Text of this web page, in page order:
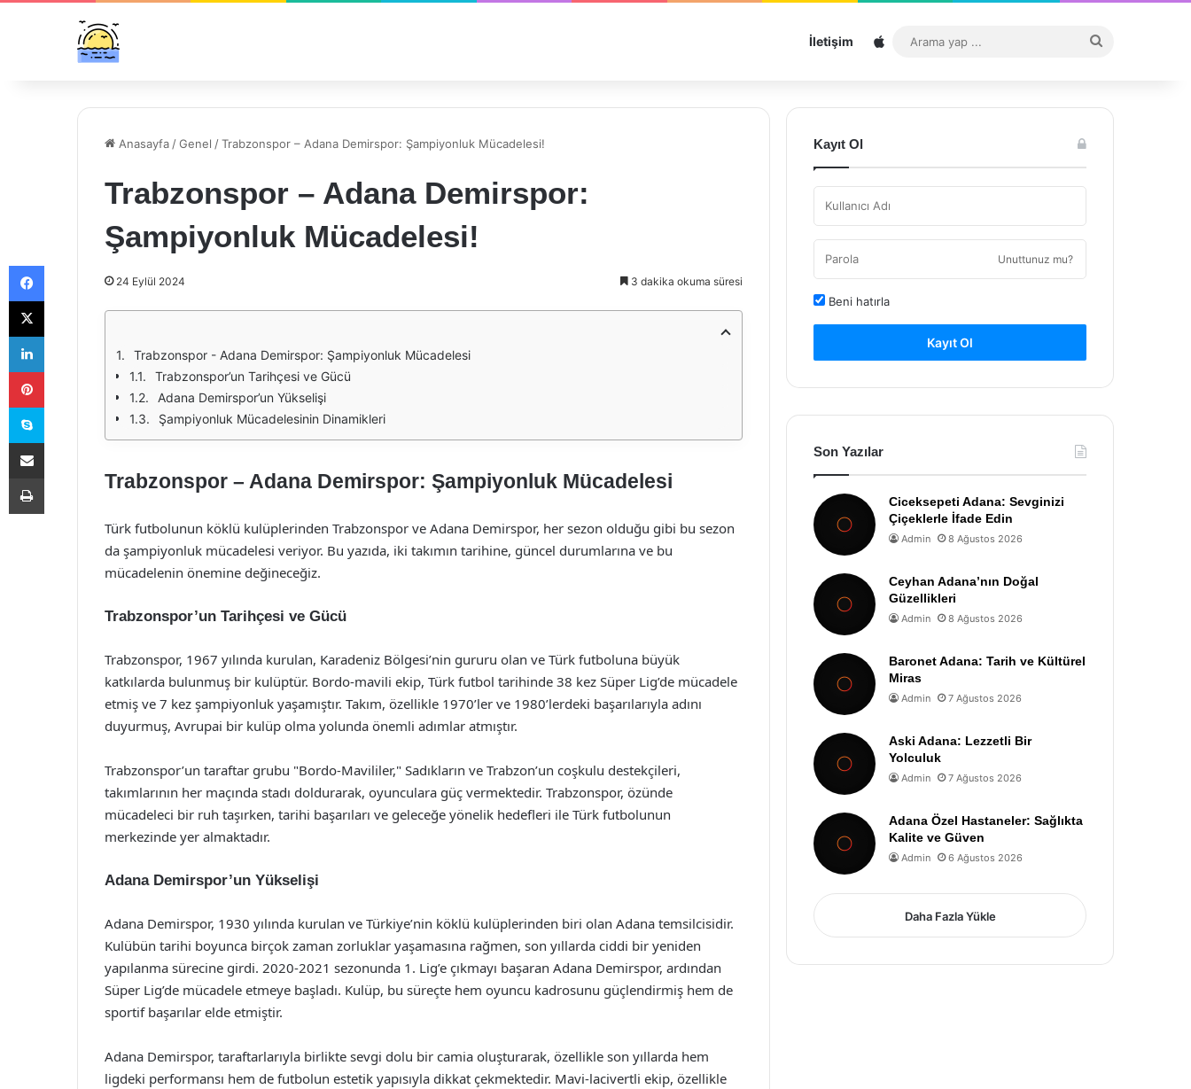
İletişim Sitemap
...
Anasayfa /Genel /Trabzonspor – Adana Demirspor: Şampiyonluk Mücadelesi!
Trabzonspor – Adana Demirspor:
Şampiyonluk Mücadelesi!
24 Eylül 2024 3 dakika okuma süresi
Trabzonspor - Adana Demirspor: Şampiyonluk Mücadelesi
Trabzonspor’un Tarihçesi ve Gücü
Adana Demirspor’un Yükselişi
Şampiyonluk Mücadelesinin Dinamikleri
Trabzonspor – Adana Demirspor: Şampiyonluk Mücadelesi
Türk futbolunun köklü kulüplerinden Trabzonspor ve Adana Demirspor, her sezon olduğu gibi bu sezon
da şampiyonluk mücadelesi veriyor. Bu yazıda, iki takımın tarihine, güncel durumlarına ve bu
mücadelenin önemine değineceğiz.
Trabzonspor’un Tarihçesi ve Gücü
Trabzonspor, 1967 yılında kurulan, Karadeniz Bölgesi’nin gururu olan ve Türk futboluna büyük
katkılarda bulunmuş bir kulüptür. Bordo-mavili ekip, Türk futbol tarihinde 38 kez Süper Lig’de mücadele
etmiş ve 7 kez şampiyonluk yaşamıştır. Takım, özellikle 1970’ler ve 1980’lerdeki başarılarıyla adını
duyurmuş, Avrupai bir kulüp olma yolunda önemli adımlar atmıştır.
Trabzonspor’un taraftar grubu "Bordo-Mavililer," Sadıkların ve Trabzon’un coşkulu destekçileri,
takımlarının her maçında stadı doldurarak, oyunculara güç vermektedir. Trabzonspor, özünde
mücadeleci bir ruh taşırken, tarihi başarıları ve geleceğe yönelik hedefleri ile Türk futbolunun
merkezinde yer almaktadır.
Adana Demirspor’un Yükselişi
Adana Demirspor, 1930 yılında kurulan ve Türkiye’nin köklü kulüplerinden biri olan Adana temsilcisidir.
Kulübün tarihi boyunca birçok zaman zorluklar yaşamasına rağmen, son yıllarda ciddi bir yeniden
yapılanma sürecine girdi. 2020-2021 sezonunda 1. Lig’e çıkmayı başaran Adana Demirspor, ardından
Süper Lig’de mücadele etmeye başladı. Kulüp, bu süreçte hem oyuncu kadrosunu güçlendirmiş hem de
sportif başarılar elde etmiştir.
Adana Demirspor, taraftarlarıyla birlikte sevgi dolu bir camia oluşturarak, özellikle son yıllarda hem
ligdeki performansı hem de futbolun estetik yapısıyla dikkat çekmektedir. Mavi-lacivertli ekip, özellikle
Kayıt Ol
Unuttunuz mu?
Beni hatırla
Kayıt Ol
Son Yazılar
Ciceksepeti Adana: Sevginizi
Çiçeklerle İfade Edin
Admin 8 Ağustos 2026
Ceyhan Adana’nın Doğal
Güzellikleri
Admin 8 Ağustos 2026
Baronet Adana: Tarih ve Kültürel
Miras
Admin 7 Ağustos 2026
Aski Adana: Lezzetli Bir
Yolculuk
Admin 7 Ağustos 2026
Adana Özel Hastaneler: Sağlıkta
Kalite ve Güven
Admin 6 Ağustos 2026
Daha Fazla Yükle
Facebook
X
LinkedIn
Pinterest
Skype
E-Posta ile paylaş